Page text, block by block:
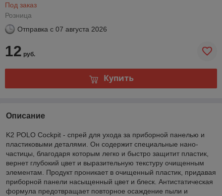
Под заказ
Розница
Отправка с 07 августа 2026
12 руб.
Купить
Описание
K2 POLO Cockpit - спрей для ухода за приборной панелью и
пластиковыми деталями. Он содержит специальные нано-
частицы, благодаря которым легко и быстро защитит пластик,
вернет глубокий цвет и выразительную текстуру очищенным
элементам. Продукт проникает в очищенный пластик, придавая
приборной панели насыщенный цвет и блеск. Антистатическая
формула предотвращает повторное осаждение пыли и